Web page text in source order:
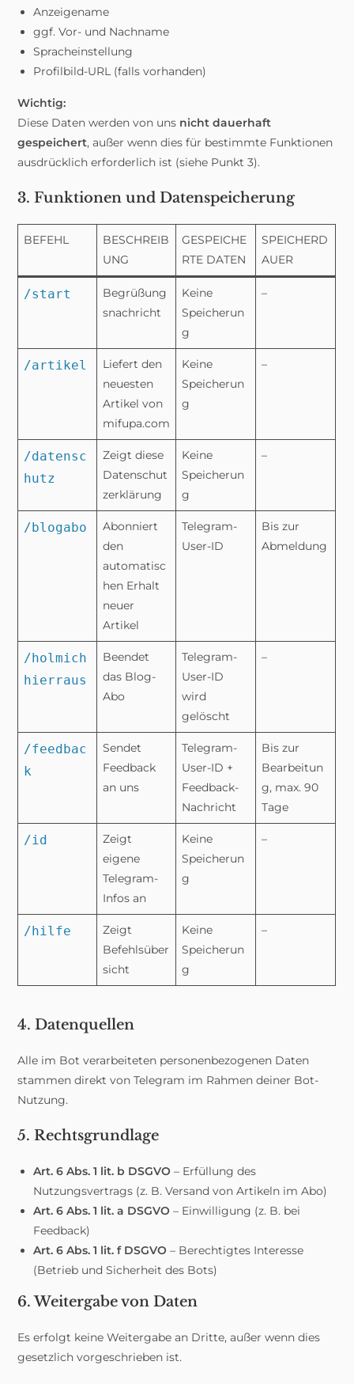
Anzeigename
ggf. Vor- und Nachname
Spracheinstellung
Profilbild-URL (falls vorhanden)
Wichtig:
Diese Daten werden von uns nicht dauerhaft
gespeichert, außer wenn dies für bestimmte Funktionen
ausdrücklich erforderlich ist (siehe Punkt 3).
3. Funktionen und Datenspeicherung
BEFEHL
BESCHREIB
UNG
GESPEICHE
RTE DATEN
SPEICHERD
AUER
/start
Begrüßung
snachricht
Keine
Speicherun
g
–
/artikel
Liefert den
neuesten
Artikel von
mifupa.com
Keine
Speicherun
g
–
/datensc
hutz
Zeigt diese
Datenschut
zerklärung
Keine
Speicherun
g
–
/blogabo
Abonniert
den
automatisc
hen Erhalt
neuer
Artikel
Telegram-
User-ID
Bis zur
Abmeldung
/holmich
hierraus
Beendet
das Blog-
Abo
Telegram-
User-ID
wird
gelöscht
–
/feedbac
k
Sendet
Feedback
an uns
Telegram-
User-ID +
Feedback-
Nachricht
Bis zur
Bearbeitun
g, max. 90
Tage
/id
Zeigt
eigene
Telegram-
Infos an
Keine
Speicherun
g
–
/hilfe
Zeigt
Befehlsüber
sicht
Keine
Speicherun
g
–
4. Datenquellen
Alle im Bot verarbeiteten personenbezogenen Daten
stammen direkt von Telegram im Rahmen deiner Bot-
Nutzung.
5. Rechtsgrundlage
Art. 6 Abs. 1 lit. b DSGVO – Erfüllung des
Nutzungsvertrags (z. B. Versand von Artikeln im Abo)
Art. 6 Abs. 1 lit. a DSGVO – Einwilligung (z. B. bei
Feedback)
Art. 6 Abs. 1 lit. f DSGVO – Berechtigtes Interesse
(Betrieb und Sicherheit des Bots)
6. Weitergabe von Daten
Es erfolgt keine Weitergabe an Dritte, außer wenn dies
gesetzlich vorgeschrieben ist.